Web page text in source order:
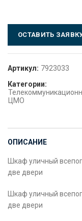
ОСТАВИТЬ
Артикул: 7923033
Категории:
ЦМО
ОПИСАНИЕ
Шкаф уличный
две двери
Шкаф уличный
две двери